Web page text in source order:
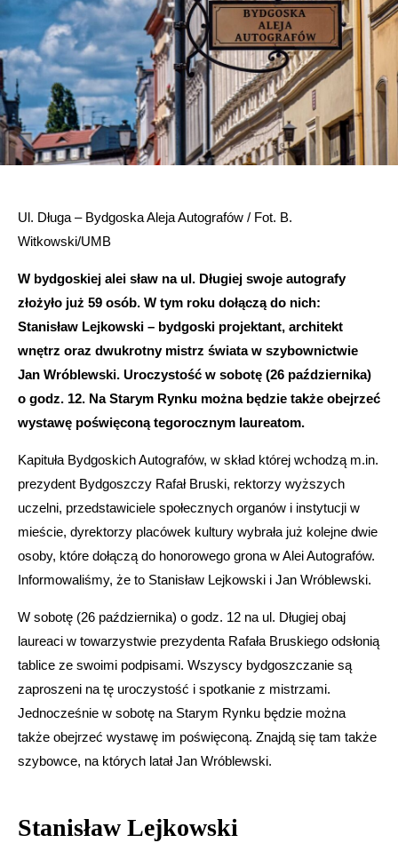
Ul. Długa – Bydgoska Aleja Autografów / Fot. B.
Witkowski/UMB
W bydgoskiej alei sław na ul. Długiej swoje autografy
złożyło już 59 osób. W tym roku dołączą do nich:
Stanisław Lejkowski – bydgoski projektant, architekt
wnętrz oraz dwukrotny mistrz świata w szybownictwie
Jan Wróblewski. Uroczystość w sobotę (26 października)
o godz. 12. Na Starym Rynku można będzie także obejrzeć
wystawę poświęconą tegorocznym laureatom.
Kapituła Bydgoskich Autografów, w skład której wchodzą m.in.
prezydent Bydgoszczy Rafał Bruski, rektorzy wyższych
uczelni, przedstawiciele społecznych organów i instytucji w
mieście, dyrektorzy placówek kultury wybrała już kolejne dwie
osoby, które dołączą do honorowego grona w Alei Autografów.
Informowaliśmy, że to Stanisław Lejkowski i Jan Wróblewski.
W sobotę (26 października) o godz. 12 na ul. Długiej obaj
laureaci w towarzystwie prezydenta Rafała Bruskiego odsłonią
tablice ze swoimi podpisami. Wszyscy bydgoszczanie są
zaproszeni na tę uroczystość i spotkanie z mistrzami.
Jednocześnie w sobotę na Starym Rynku będzie można
także obejrzeć wystawę im poświęconą. Znajdą się tam także
szybowce, na których latał Jan Wróblewski.
Stanisław Lejkowski